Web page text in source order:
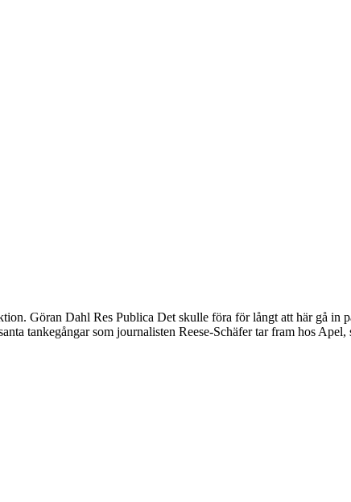
Göran Dahl Res Publica Det skulle föra för långt att här gå in
tankegångar som journalisten Reese-Schäfer tar fram hos